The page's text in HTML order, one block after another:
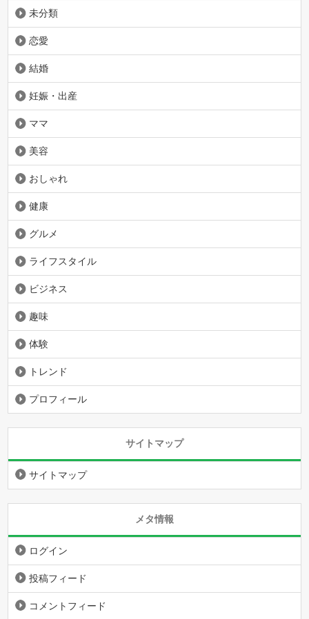
未分類
恋愛
結婚
妊娠・出産
ママ
美容
おしゃれ
健康
グルメ
ライフスタイル
ビジネス
趣味
体験
トレンド
プロフィール
サイトマップ
サイトマップ
メタ情報
ログイン
投稿フィード
コメントフィード